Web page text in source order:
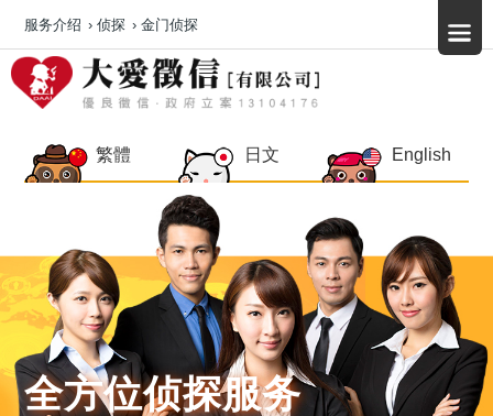
繁體 日文 English
全方位侦探服务
服务介绍 › 侦探 › 金门侦探